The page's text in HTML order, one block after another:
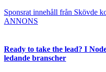
Sponsrat innehåll från Skövde
ANNONS
Ready to take the lead? I
ledande branscher